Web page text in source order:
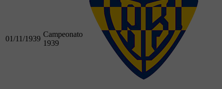
01/11/1939
Campeonato
1939